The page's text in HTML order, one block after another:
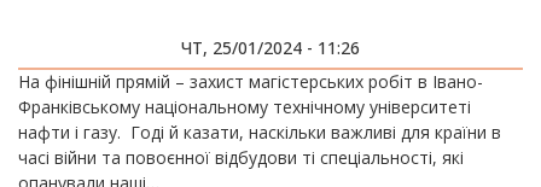
ЧТ, 25/01/2024 - 11:26
На фінішній прямій – захист магістерських робіт в Івано-
Франківському національному технічному університеті
нафти і газу. Годі й казати, наскільки важливі для країни в
часі війни та повоєнної відбудови ті спеціальності, які